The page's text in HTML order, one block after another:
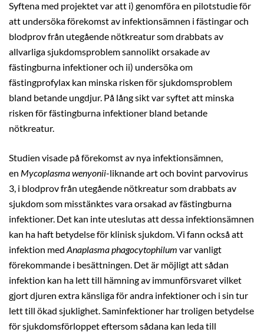
Syftena med projektet var att i) genomföra en pilotstudie för
att undersöka förekomst av infektionsämnen i fästingar och
blodprov från utegående nötkreatur som drabbats av
allvarliga sjukdomsproblem sannolikt orsakade av
fästingburna infektioner och ii) undersöka om
fästingprofylax kan minska risken för sjukdomsproblem
bland betande ungdjur. På lång sikt var syftet att minska
risken för fästingburna infektioner bland betande
nötkreatur.
Studien visade på förekomst av nya infektionsämnen,
en Mycoplasma wenyonii-liknande art och bovint parvovirus
3, i blodprov från utegående nötkreatur som drabbats av
sjukdom som misstänktes vara orsakad av fästingburna
infektioner. Det kan inte uteslutas att dessa infektionsämnen
kan ha haft betydelse för klinisk sjukdom. Vi fann också att
infektion med Anaplasma phagocytophilum var vanligt
förekommande i besättningen. Det är möjligt att sådan
infektion kan ha lett till hämning av immunförsvaret vilket
gjort djuren extra känsliga för andra infektioner och i sin tur
lett till ökad sjuklighet. Saminfektioner har troligen betydelse
för sjukdomsförloppet eftersom sådana kan leda till